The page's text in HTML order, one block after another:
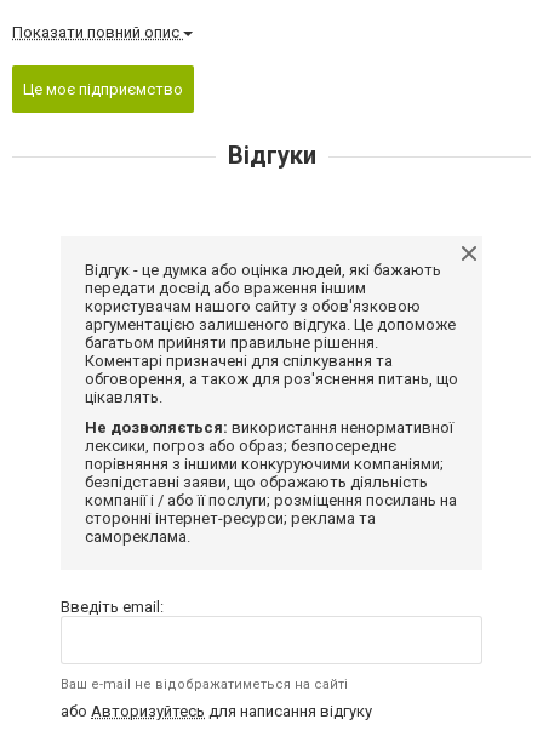
Показати повний опис
Це моє підприємство
Відгуки
Відгук - це думка або оцінка людей, які бажають
передати досвід або враження іншим
користувачам нашого сайту з обов'язковою
аргументацією залишеного відгука. Це допоможе
багатьом прийняти правильне рішення.
Коментарі призначені для спілкування та
обговорення, а також для роз'яснення питань, що
цікавлять.
Не дозволяється: використання ненормативної
лексики, погроз або образ; безпосереднє
порівняння з іншими конкуруючими компаніями;
безпідставні заяви, що ображають діяльність
компанії і / або її послуги; розміщення посилань на
сторонні інтернет-ресурси; реклама та
самореклама.
Введіть email:
Ваш e-mail не відображатиметься на сайті
або Авторизуйтесь для написання відгуку